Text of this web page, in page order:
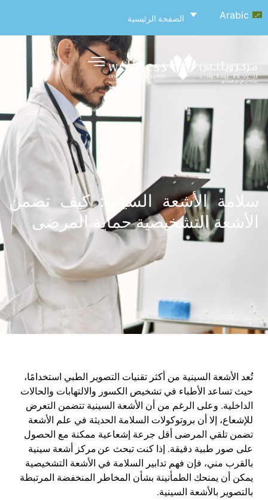
Arabic الصفحة الرئيسية
سلامة الأشعة السينية: كيف تضمن
الأشعة التشخيصية حماية المرضى
تُعد الأشعة السينية من أكثر تقنيات التصوير الطبي استخدامًا،
حيث تساعد الأطباء في تشخيص الكسور والالتهابات والحالات
الداخلية. وعلى الرغم من أن الأشعة السينية تتضمن التعرض
للإشعاع، إلا أن بروتوكولات السلامة الحديثة في علم الأشعة
تضمن تلقي المرضى أقل جرعة إشعاعية ممكنة مع الحصول
على صور طبية دقيقة. إذا كنت تبحث عن مركز أشعة سينية
بالقرب مني، فإن فهم تدابير السلامة في الأشعة التشخيصية
يمكن أن يمنحك الطمأنينة بشأن المخاطر المنخفضة المرتبطة
بالتصوير بالأشعة السينية.